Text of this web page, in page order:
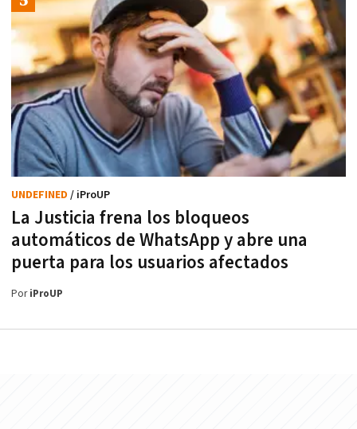
La Justicia frena los bloqueos
automáticos de WhatsApp y abre una
puerta para los usuarios afectados
UNDEFINED / iProUP
PoriProUP